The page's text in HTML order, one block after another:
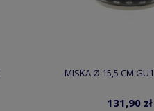
MISKA Ø 15,5 CM
131,90 zł